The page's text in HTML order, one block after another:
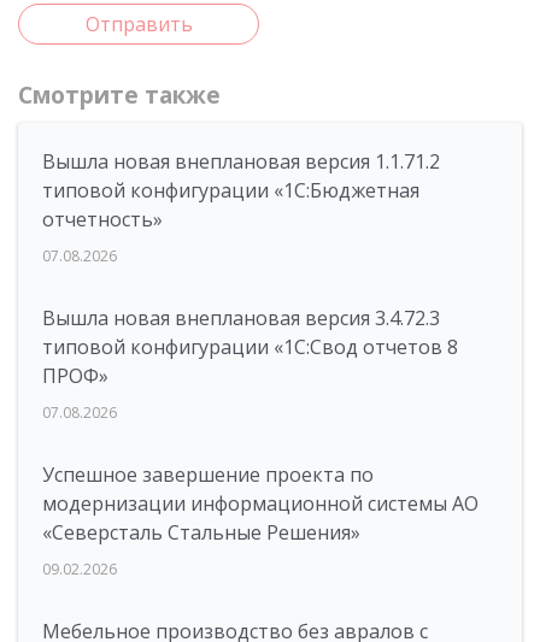
Отправить
Смотрите также
Вышла новая внеплановая версия 1.1.71.2
типовой конфигурации «1C:Бюджетная
отчетность»
07.08.2026
Вышла новая внеплановая версия 3.4.72.3
типовой конфигурации «1C:Свод отчетов 8
ПРОФ»
07.08.2026
Успешное завершение проекта по
модернизации информационной системы АО
«Северсталь Стальные Решения»
09.02.2026
Мебельное производство без авралов с